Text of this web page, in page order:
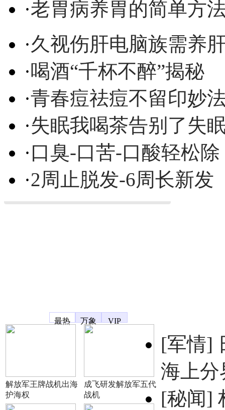
·老胃病养胃的简单方
·久视伤肝电脑族需养
·喝酒“千杯不醉”揭秘
·青春痘祛痘不留印妙
·失眠我喝茶告别了失
·口臭-口苦-口酸轻松除
·2周止脱发-6周长新发
最热
万象 VIP
解放军王牌战机出海
护海权
成飞研发解放军五代
战机
[军情]
海上分
[秘闻]